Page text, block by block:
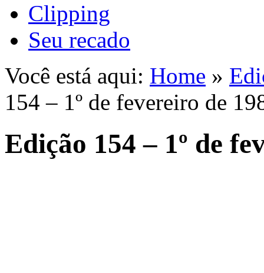
Clipping
Seu recado
Você está aqui: Home »
154 – 1º de fevereiro de
Edição 154 – 1º de